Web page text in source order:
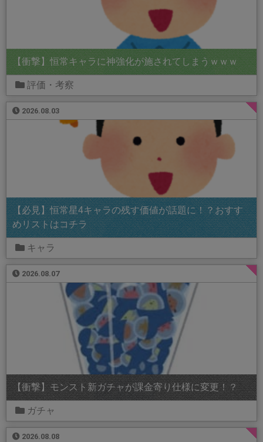
【衝撃】恒常キャラに神強化が施されてしまうｗｗｗ
評価・考察
2026.08.03
【必見】恒常星4キャラの残す価値が話題に！？おすす
めリストはコチラ
キャラ
2026.08.07
【衝撃】モンスト新ガチャが課金寄り仕様に変更！？
ガチャ
2026.08.08